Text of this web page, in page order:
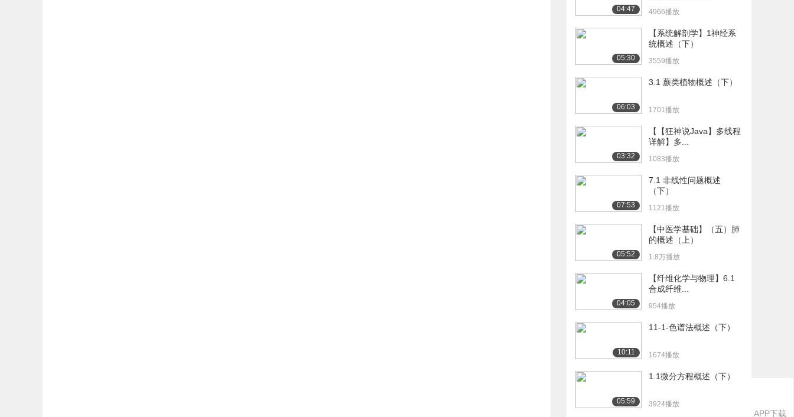
APP下载
04:47 4966播放
05:30
【系统解剖学】1神经系
统概述（下）
3559播放
06:03
3.1 蕨类植物概述（下）
1701播放
03:32
【【狂神说Java】多线程
详解】多...
1083播放
07:53
7.1 非线性问题概述
（下）
1121播放
05:52
【中医学基础】（五）肺
的概述（上）
1.8万播放
04:05
【纤维化学与物理】6.1
合成纤维...
954播放
10:11
11-1-色谱法概述（下）
1674播放
05:59
1.1微分方程概述（下）
3924播放